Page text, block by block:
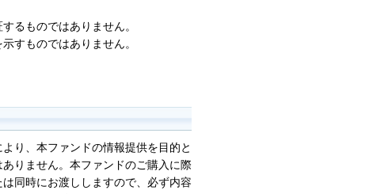
るものではありません。
すものではありません。
り、本ファンドの情報提供を目的と
りません。本ファンドのご購入に際
同時にお渡ししますので、必ず内容